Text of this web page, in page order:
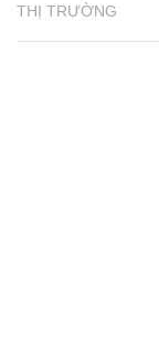
THỊ TRƯỜNG